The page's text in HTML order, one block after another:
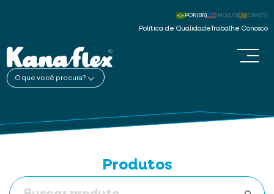
Política de Qualidade Trabalhe Conosco
POR(BR) ING(US) ESP(ES)
O que você procura?
Produtos